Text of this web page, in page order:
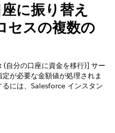
に振り替え
セスの複数の
分の口座に資金を移行)] サー
が必要な金額値が処理されま
には、Salesforce インスタン